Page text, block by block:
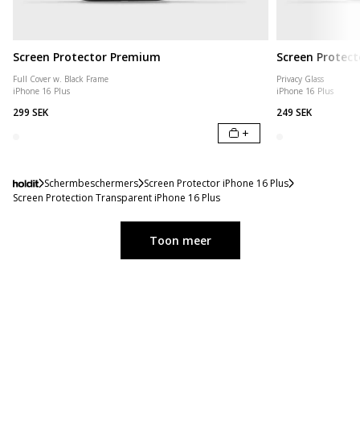
Screen Protector Premium
Full Cover w. Black Frame
iPhone 16 Plus
299 SEK
+
Screen
Privacy Glass
iPhone 16 Plus
249 SEK
Schermbeschermers Screen Protector iPhone 16 Plus
Screen Protection Transparent iPhone 16 Plus
Toon meer